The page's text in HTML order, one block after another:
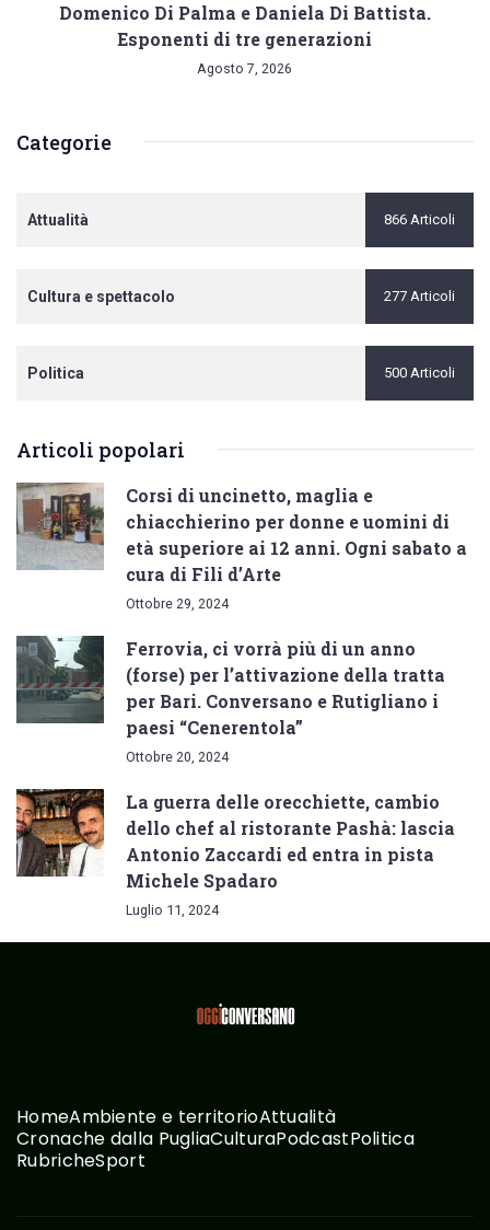
Domenico Di Palma e Daniela Di Battista.
Esponenti di tre generazioni
Agosto 7, 2026
Categorie
Attualità 866 Articoli
Cultura e spettacolo 277 Articoli
Politica 500 Articoli
Articoli popolari
Corsi di uncinetto, maglia e
chiacchierino per donne e uomini di
età superiore ai 12 anni. Ogni sabato a
cura di Fili d’Arte
Ottobre 29, 2024
Ferrovia, ci vorrà più di un anno
(forse) per l’attivazione della tratta
per Bari. Conversano e Rutigliano i
paesi “Cenerentola”
Ottobre 20, 2024
La guerra delle orecchiette, cambio
dello chef al ristorante Pashà: lascia
Antonio Zaccardi ed entra in pista
Michele Spadaro
Luglio 11, 2024
HomeAmbiente e territorioAttualità
Cronache dalla PugliaCulturaPodcastPolitica
RubricheSport